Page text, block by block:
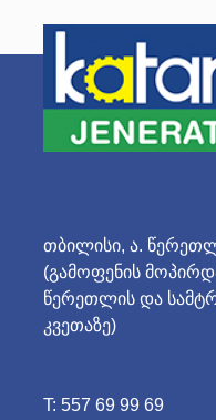
თბილისი, ა.
(გამოფენის
წერეთლის და
კვეთაზე)
T: 557 69 99 69